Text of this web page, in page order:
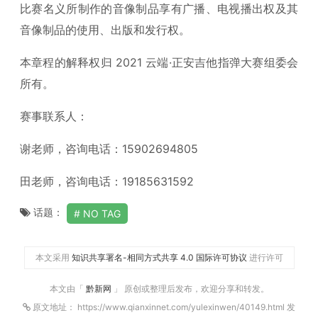
比赛名义所制作的音像制品享有广播、电视播出权及其
音像制品的使用、出版和发行权。
本章程的解释权归 2021 云端·正安吉他指弹大赛组委会
所有。
赛事联系人：
谢老师，咨询电话：15902694805
田老师，咨询电话：19185631592
话题： NO TAG
本文采用 知识共享署名-相同方式共享 4.0 国际许可协议 进行许可
本文由「 黔新网 」 原创或整理后发布，欢迎分享和转发。
原文地址： https://www.qianxinnet.com/yulexinwen/40149.html 发